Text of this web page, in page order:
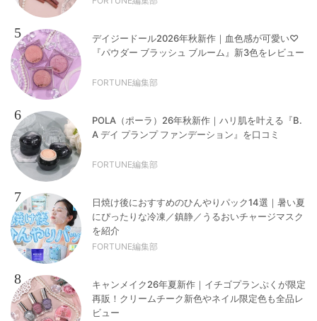
5
デイジードール2026年秋新作｜血色感が可愛い♡
『パウダー ブラッシュ ブルーム』新3色をレビュー
FORTUNE編集部
6
POLA（ポーラ）26年秋新作｜ハリ肌を叶える『B.
A デイ プランプ ファンデーション』を口コミ
FORTUNE編集部
7
日焼け後におすすめのひんやりパック14選｜暑い夏
にぴったりな冷凍／鎮静／うるおいチャージマスク
を紹介
FORTUNE編集部
8
キャンメイク26年夏新作｜イチゴプランぷくが限定
再販！クリームチーク新色やネイル限定色も全品レ
ビュー